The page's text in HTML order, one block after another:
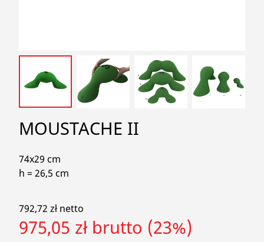
MOUSTACHE II
74x29 cm
h = 26,5 cm
792,72 zł netto
975,05 zł brutto (23%)